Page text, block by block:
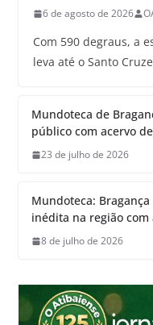
6 de agosto de 2026
Com 590 degraus, a
leva até o Santo
Mundoteca de
público com acervo
23 de julho de 2026
Mundoteca:
inédita na região com
8 de julho de 2026